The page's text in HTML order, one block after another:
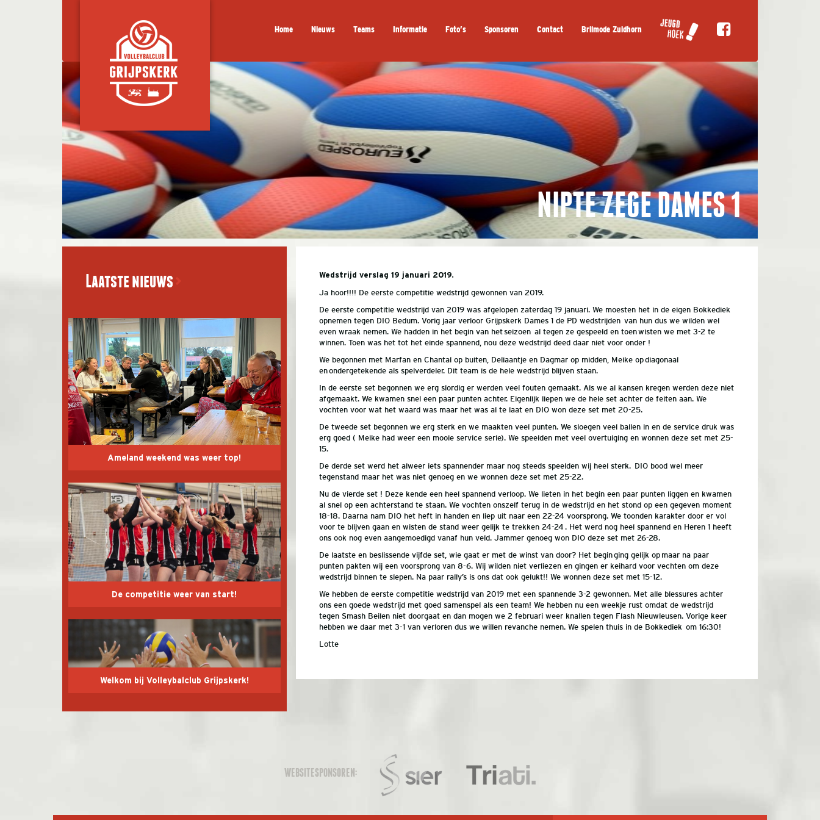
Home Nieuws Teams Informatie Foto’s Sponsoren Contact Brilmode Zuidhorn
NIPTE ZEGE DAMES 1
Laatste nieuws
Ameland weekend was weer top!
De competitie weer van start!
Welkom bij Volleybalclub Grijpskerk!
Wedstrijd verslag 19 januari 2019.
Ja hoor!!!! De eerste competitie wedstrijd gewonnen van 2019.
De eerste competitie wedstrijd van 2019 was afgelopen zaterdag 19 januari. We moesten het in de eigen Bokkediek
opnemen tegen DIO Bedum. Vorig jaar verloor Grijpskerk Dames 1 de PD wedstrijden van hun dus we wilden wel
even wraak nemen. We hadden in het begin van het seizoen al tegen ze gespeeld en toen wisten we met 3-2 te
winnen. Toen was het tot het einde spannend, nou deze wedstrijd deed daar niet voor onder !
We begonnen met Marfan en Chantal op buiten, Deliaantje en Dagmar op midden, Meike op diagonaal
en ondergetekende als spelverdeler. Dit team is de hele wedstrijd blijven staan.
In de eerste set begonnen we erg slordig er werden veel fouten gemaakt. Als we al kansen kregen werden deze niet
afgemaakt. We kwamen snel een paar punten achter. Eigenlijk liepen we de hele set achter de feiten aan. We
vochten voor wat het waard was maar het was al te laat en DIO won deze set met 20-25.
De tweede set begonnen we erg sterk en we maakten veel punten. We sloegen veel ballen in en de service druk was
erg goed ( Meike had weer een mooie service serie). We speelden met veel overtuiging en wonnen deze set met 25-
15.
De derde set werd het alweer iets spannender maar nog steeds speelden wij heel sterk. DIO bood wel meer
tegenstand maar het was niet genoeg en we wonnen deze set met 25-22.
Nu de vierde set ! Deze kende een heel spannend verloop. We lieten in het begin een paar punten liggen en kwamen
al snel op een achterstand te staan. We vochten onszelf terug in de wedstrijd en het stond op een gegeven moment
18-18. Daarna nam DIO het heft in handen en liep uit naar een 22-24 voorsprong. We toonden karakter door er vol
voor te blijven gaan en wisten de stand weer gelijk te trekken 24-24 . Het werd nog heel spannend en Heren 1 heeft
ons ook nog even aangemoedigd vanaf hun veld. Jammer genoeg won DIO deze set met 26-28.
De laatste en beslissende vijfde set, wie gaat er met de winst van door? Het begin ging gelijk op maar na paar
punten pakten wij een voorsprong van 8-6. Wij wilden niet verliezen en gingen er keihard voor vechten om deze
wedstrijd binnen te slepen. Na paar rally’s is ons dat ook gelukt!! We wonnen deze set met 15-12.
We hebben de eerste competitie wedstrijd van 2019 met een spannende 3-2 gewonnen. Met alle blessures achter
ons een goede wedstrijd met goed samenspel als een team! We hebben nu een weekje rust omdat de wedstrijd
tegen Smash Beilen niet doorgaat en dan mogen we 2 februari weer knallen tegen Flash Nieuwleusen. Vorige keer
hebben we daar met 3-1 van verloren dus we willen revanche nemen. We spelen thuis in de Bokkediek om 16:30!
Lotte
WEBSITESPONSOREN: